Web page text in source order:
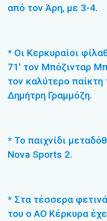
από τον Άρη, με 3-4.
* Οι Κερκυραίοι
71′ τον Μπόζινταρ
τον καλύτερο
Δημήτρη Γραμμόζη.
* Το παιχνίδι
Nova Sports 2.
* Στα τέσσερα
του ο ΑΟ Κέρκυρα